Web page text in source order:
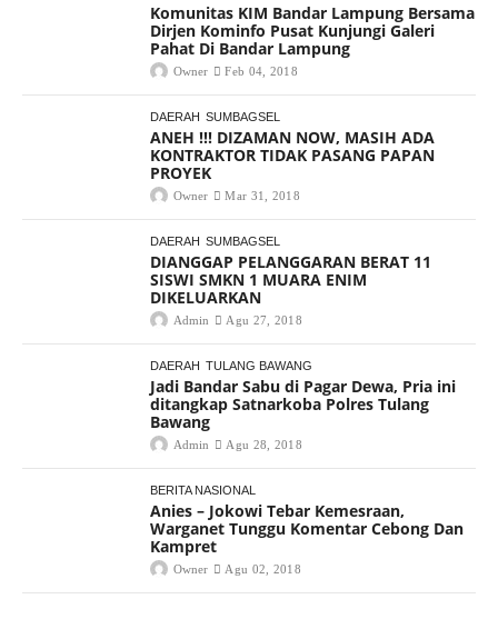
Komunitas KIM Bandar Lampung Bersama
Dirjen Kominfo Pusat Kunjungi Galeri
Pahat Di Bandar Lampung
Owner Feb 04, 2018
DAERAH SUMBAGSEL
ANEH !!! DIZAMAN NOW, MASIH ADA
KONTRAKTOR TIDAK PASANG PAPAN
PROYEK
Owner Mar 31, 2018
DAERAH SUMBAGSEL
DIANGGAP PELANGGARAN BERAT 11
SISWI SMKN 1 MUARA ENIM
DIKELUARKAN
Admin Agu 27, 2018
DAERAH TULANG BAWANG
Jadi Bandar Sabu di Pagar Dewa, Pria ini
ditangkap Satnarkoba Polres Tulang
Bawang
Admin Agu 28, 2018
BERITA NASIONAL
Anies – Jokowi Tebar Kemesraan,
Warganet Tunggu Komentar Cebong Dan
Kampret
Owner Agu 02, 2018